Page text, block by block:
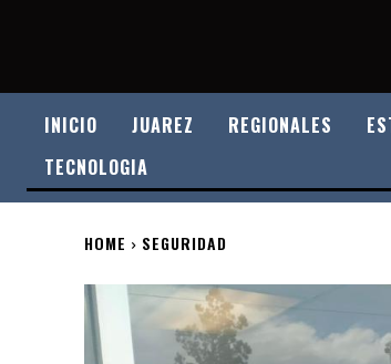
INICIO JUAREZ REGIONALES
TECNOLOGIA
HOME SEGURIDAD